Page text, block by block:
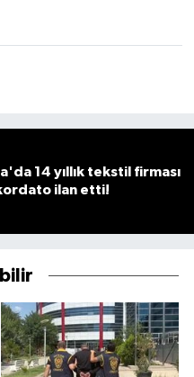
14 yıllık tekstil firması
ilan etti!